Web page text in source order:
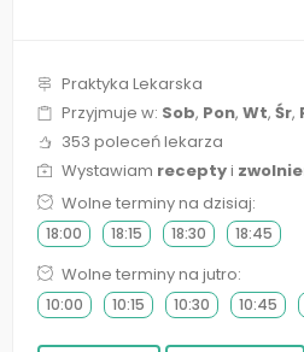
Praktyka Lekarska
Przyjmuje w: Sob, Pon, Wt, Śr,
353 poleceń lekarza
Wystawiam receptyi
Wolne terminy na dzisiaj:
18:00 18:15 18:30 18:45
Wolne terminy na jutro:
10:00 10:15 10:30 10:45